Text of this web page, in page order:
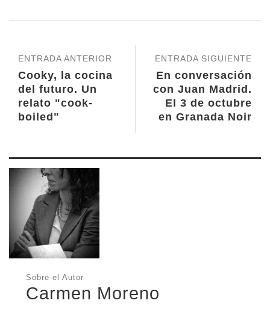
ENTRADA SIGUIENTE
En conversación
con Juan Madrid.
El 3 de octubre
en Granada Noir
ENTRADA ANTERIOR
Cooky, la cocina
del futuro. Un
relato "cook-
boiled"
Sobre el Autor
Carmen Moreno